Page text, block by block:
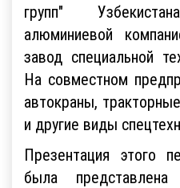
групп"
алюминиевой
завод специальной
На совместном
автокраны,
и другие виды
Презентация этого
была